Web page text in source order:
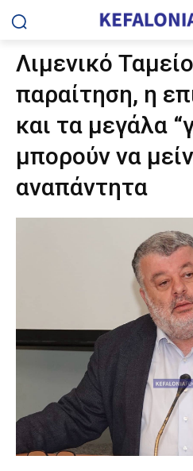
Λιμενικό
παραίτηση, η
και τα μεγάλα
μπορούν να
αναπάντητα